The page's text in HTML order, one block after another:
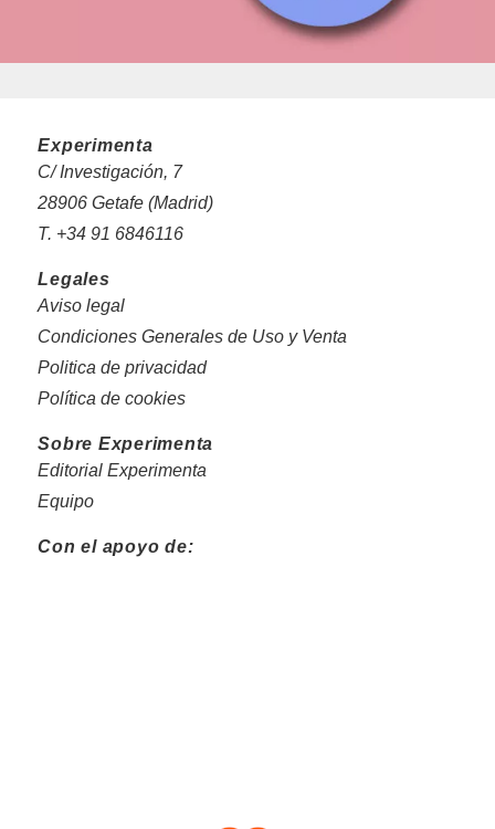
Experimenta
C/ Investigación, 7
28906 Getafe (Madrid)
T. +34 91 6846116
Legales
Aviso legal
Condiciones Generales de Uso y Venta
Politica de privacidad
Política de cookies
Sobre Experimenta
Editorial Experimenta
Equipo
Con el apoyo de: